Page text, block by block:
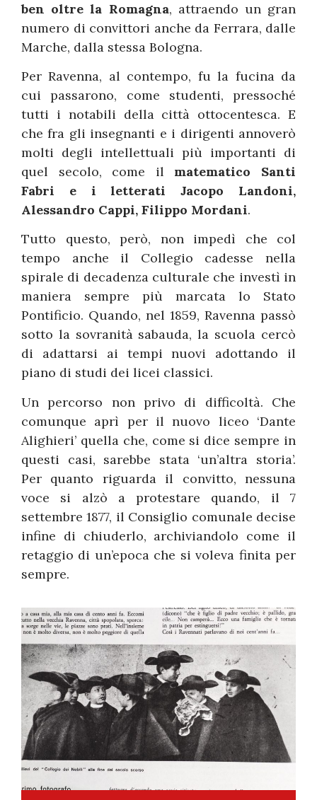
ben oltre la Romagna, attraendo un gran
numero di convittori anche da Ferrara, dalle
Marche, dalla stessa Bologna.
Per Ravenna, al contempo, fu la fucina da
cui passarono, come studenti, pressoché
tutti i notabili della città ottocentesca. E
che fra gli insegnanti e i dirigenti annoverò
molti degli intellettuali più importanti di
quel secolo, come il matematico Santi
Fabri e i letterati Jacopo Landoni,
Alessandro Cappi, Filippo Mordani.
Tutto questo, però, non impedì che col
tempo anche il Collegio cadesse nella
spirale di decadenza culturale che investì in
maniera sempre più marcata lo Stato
Pontificio. Quando, nel 1859, Ravenna passò
sotto la sovranità sabauda, la scuola cercò
di adattarsi ai tempi nuovi adottando il
piano di studi dei licei classici.
Un percorso non privo di difficoltà. Che
comunque aprì per il nuovo liceo ‘Dante
Alighieri’ quella che, come si dice sempre in
questi casi, sarebbe stata ‘un’altra storia’.
Per quanto riguarda il convitto, nessuna
voce si alzò a protestare quando, il 7
settembre 1877, il Consiglio comunale decise
infine di chiuderlo, archiviandolo come il
retaggio di un’epoca che si voleva finita per
sempre.